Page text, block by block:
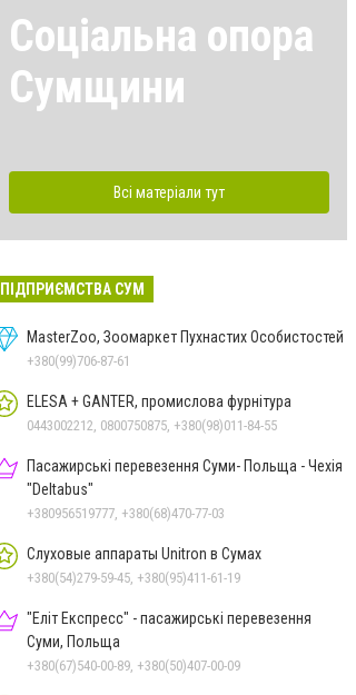
Соціальна опора
Сумщини
Всі матеріали тут
ПІДПРИЄМСТВА СУМ
MasterZoo, Зоомаркет Пухнастих Особистостей
+380(99)706-87-61
ELESA + GANTER, промислова фурнітура
0443002212, 0800750875, +380(98)011-84-55
Пасажирські перевезення Суми- Польща - Чехія
"Deltabus"
+380956519777, +380(68)470-77-03
Слуховые аппараты Unitron в Сумах
+380(54)279-59-45, +380(95)411-61-19
"Еліт Експресс" - пасажирські перевезення
Суми, Польща
+380(67)540-00-89, +380(50)407-00-09